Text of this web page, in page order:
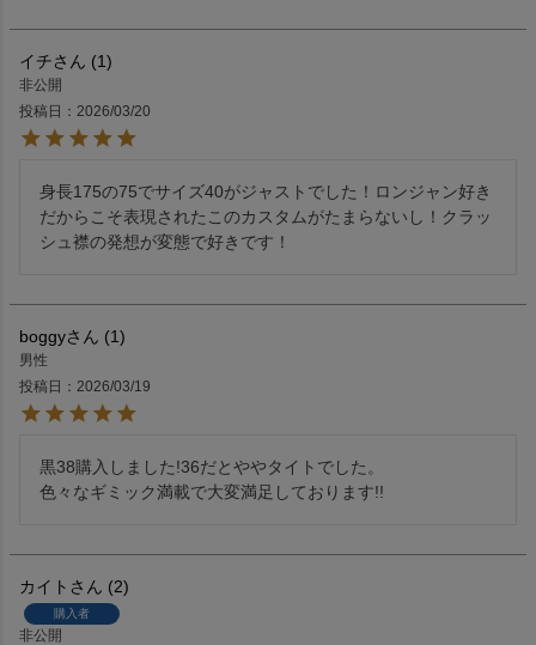
イチ 1
非公開
投稿日
2026/03/20
身長175の75でサイズ40がジャストでした！ロンジャン好き
だからこそ表現されたこのカスタムがたまらないし！クラッ
boggy 1
男性
投稿日
2026/03/19
黒38購入しました!36だとややタイトでした。
色々なギミック満載で大変満足しております!!
カイト 2
購入者
非公開